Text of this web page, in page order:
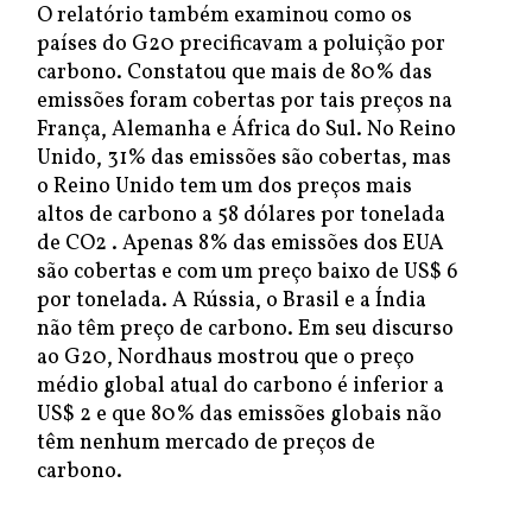
O relatório também examinou como os
países do G20 precificavam a poluição por
carbono. Constatou que mais de 80% das
emissões foram cobertas por tais preços na
França, Alemanha e África do Sul. No Reino
Unido, 31% das emissões são cobertas, mas
o Reino Unido tem um dos preços mais
altos de carbono a 58 dólares por tonelada
de CO2 . Apenas 8% das emissões dos EUA
são cobertas e com um preço baixo de US$ 6
por tonelada. A Rússia, o Brasil e a Índia
não têm preço de carbono. Em seu discurso
ao G20, Nordhaus mostrou que o preço
médio global atual do carbono é inferior a
US$ 2 e que 80% das emissões globais não
têm nenhum mercado de preços de
carbono.